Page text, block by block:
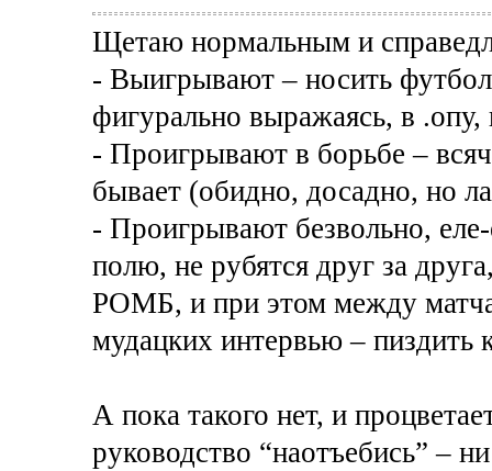
Щетаю нормальным и
- Выигрывают – носить
фигурально выражаясь, в
- Проигрывают в борьбе –
бывает (обидно, досадно, но
- Проигрывают безвольно,
полю, не рубятся друг за
РОМБ, и при этом между
мудацких интервью – пиздить
А пока такого нет, и
руководство “наотъебись” –